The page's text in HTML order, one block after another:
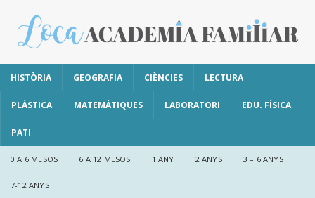
HISTÒRIA GEOGRAFIA CIÈNCIES LECTURA
PLÀSTICA MATEMÀTIQUES LABORATORI EDU. FÍSICA
PATI
0 A 6 MESOS 6 A 12 MESOS 1 ANY 2 ANYS 3 – 6 ANYS
7-12 ANYS